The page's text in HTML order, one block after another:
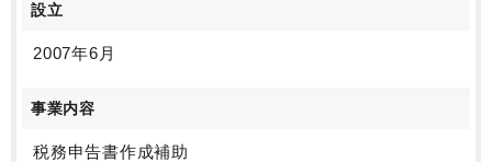
設立
2007年6月
事業内容
税務申告書作成補助